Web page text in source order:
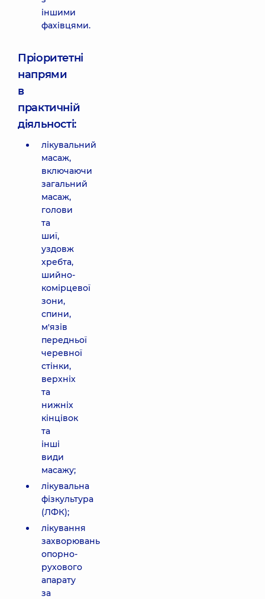
іншими
фахівцями.
Пріоритетні
напрями
в
практичній
діяльності:
лікувальний
масаж,
включаючи
загальний
масаж,
голови
та
шиї,
уздовж
хребта,
шийно-
комірцевої
зони,
спини,
м'язів
передньої
черевної
стінки,
верхніх
та
нижніх
кінцівок
та
інші
види
масажу;
лікувальна
фізкультура
(ЛФК);
лікування
захворювань
опорно-
рухового
апарату
за